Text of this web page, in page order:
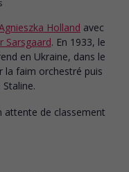
Holland avec
Sarsgaard. En 1933, le
en Ukraine, dans le
la faim orchestré puis